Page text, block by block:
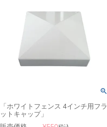
「ホワイトフェンス 4インチ用フラ
ットキャップ」